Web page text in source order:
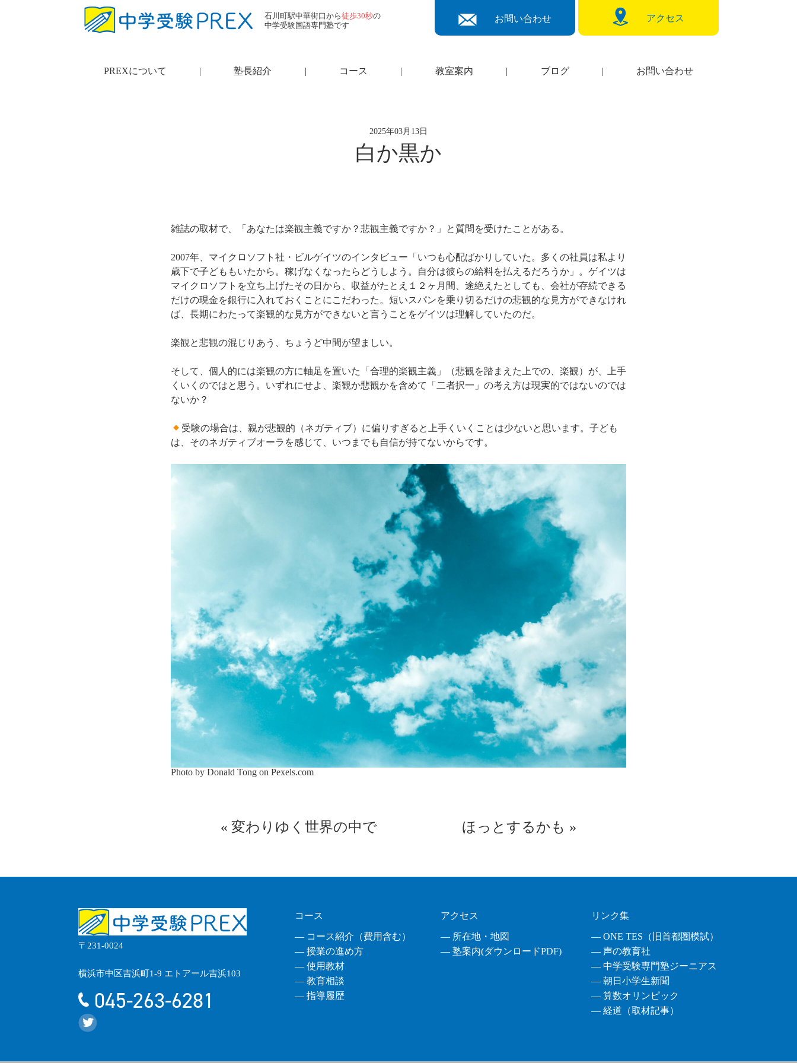
石川町駅中華街口から徒歩30秒の
中学受験国語専門塾です
お問い合わせ アクセス
PREXについて | 塾長紹介 | コース | 教室案内 | ブログ | お問い合わせ
2025年03月13日
白か黒か
雑誌の取材で、「あなたは楽観主義ですか？悲観主義ですか？」と質問を受けたことがある。
2007年、マイクロソフト社・ビルゲイツのインタビュー「いつも心配ばかりしていた。多くの社員は私より
歳下で子どももいたから。稼げなくなったらどうしよう。自分は彼らの給料を払えるだろうか」。ゲイツは
マイクロソフトを立ち上げたその日から、収益がたとえ１２ヶ月間、途絶えたとしても、会社が存続できる
だけの現金を銀行に入れておくことにこだわった。短いスパンを乗り切るだけの悲観的な見方ができなけれ
ば、長期にわたって楽観的な見方ができないと言うことをゲイツは理解していたのだ。
楽観と悲観の混じりあう、ちょうど中間が望ましい。
そして、個人的には楽観の方に軸足を置いた「合理的楽観主義」（悲観を踏まえた上での、楽観）が、上手
くいくのではと思う。いずれにせよ、楽観か悲観かを含めて「二者択一」の考え方は現実的ではないのでは
ないか？
受験の場合は、親が悲観的（ネガティブ）に偏りすぎると上手くいくことは少ないと思います。子ども
は、そのネガティブオーラを感じて、いつまでも自信が持てないからです。
Photo by Donald Tong on Pexels.com
« 変わりゆく世界の中で ほっとするかも »
〒231-0024
横浜市中区吉浜町1-9 エトアール吉浜103
045-263-6281
コース
― コース紹介（費用含む）
― 授業の進め方
― 使用教材
― 教育相談
― 指導履歴
アクセス
― 所在地・地図
― 塾案内(ダウンロードPDF)
リンク集
― ONE TES（旧首都圏模試）
― 声の教育社
― 中学受験専門塾ジーニアス
― 朝日小学生新聞
― 算数オリンピック
― 経道（取材記事）